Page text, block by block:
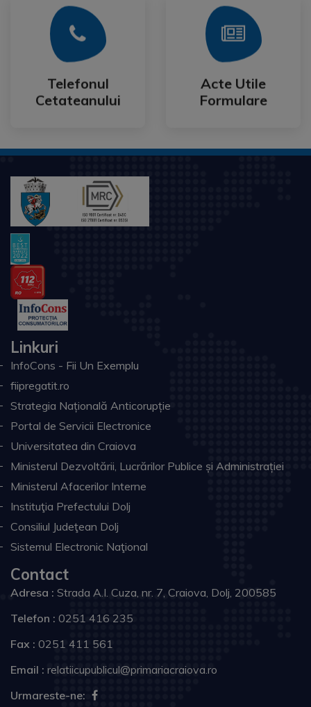
Telefonul
Cetateanului
Telefonul
Cetateanului
Mai Mult
Acte Utile
Formulare
Acte Utile
Formulare
Mai Mult
Linkuri
InfoCons - Fii Un Exemplu
fiipregatit.ro
Strategia Națională Anticorupție
Portal de Servicii Electronice
Universitatea din Craiova
Ministerul Dezvoltării, Lucrărilor Publice și Administrației
Ministerul Afacerilor Interne
Instituţia Prefectului Dolj
Consiliul Judeţean Dolj
Sistemul Electronic Naţional
Contact
Adresa : Strada A.I. Cuza, nr. 7, Craiova, Dolj, 200585
Telefon : 0251 416 235
Fax : 0251 411 561
Email : relatiicupublicul@primariacraiova.ro
Urmareste-ne: